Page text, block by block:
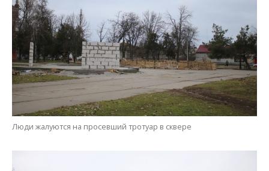
Люди жалуются на просевший тротуар в сквере